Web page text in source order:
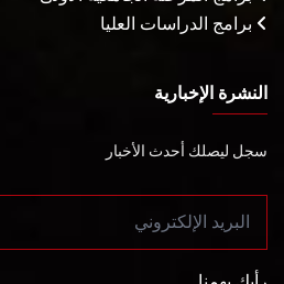
برامج الدراسات العليا
النشرة الإخبارية
سجل ليصلك أحدث الأخبار